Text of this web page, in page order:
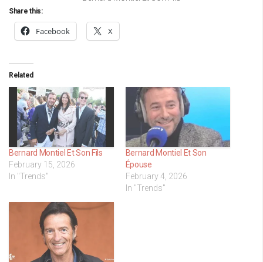
Share this:
Facebook X
Related
Bernard Montiel Et Son Fils
February 15, 2026
In "Trends"
Bernard Montiel Et Son
Épouse
February 4, 2026
In "Trends"